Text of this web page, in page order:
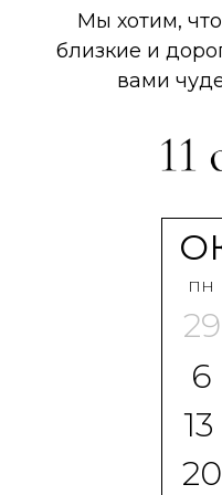
Мы хотим,
близкие и
вами
6
29
ПН
13
20